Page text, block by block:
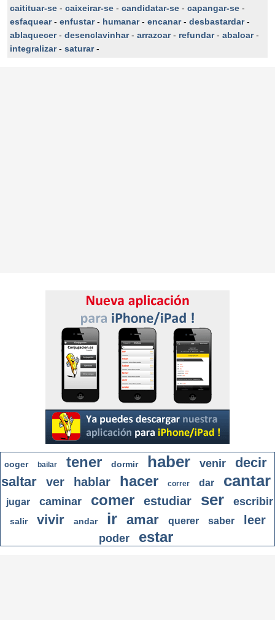
caitituar-se - caixeirar-se - candidatar-se - capangar-se -
esfaquear- enfustar- humanar- encanar- desbastardar-
ablaquecer- desenclavinhar- arrazoar- refundar- abaloar-
integralizar- saturar-
coger bailar tener dormir haber venir
decir
saltar
ver hablar hacer correr dar cantar
jugar caminar comer estudiar ser escribir
salir vivir andar ir amar querer saber leer
poder estar